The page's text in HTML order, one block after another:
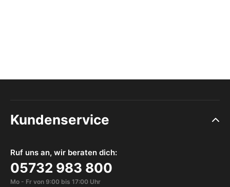
Kundenservice
Ruf uns an, wir beraten dich:
05732 983 800
Mo - Fr von 9:00 bis 17:00 Uhr